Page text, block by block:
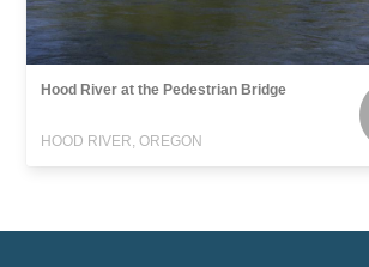
Hood River at the Pedestrian Bridge
HOOD RIVER, OREGON